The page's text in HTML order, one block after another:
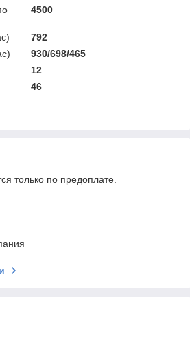
4500
792
930/698/465
12
46
только по предоплате.